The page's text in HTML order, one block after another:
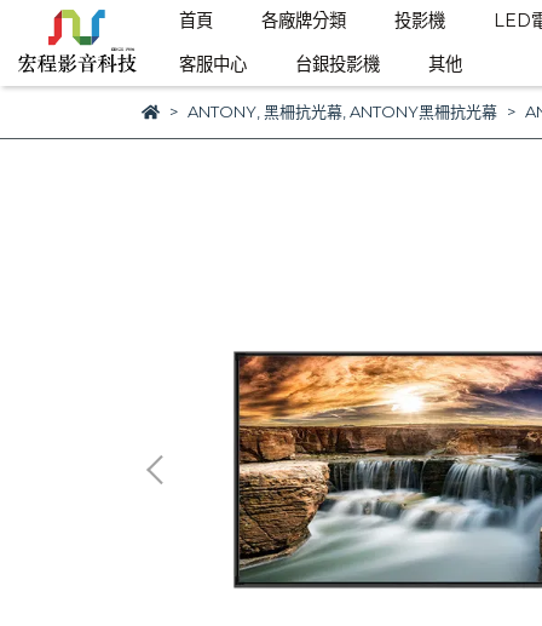
首頁 各廠牌分類 投影機
LED
客服中心
台銀投影機 其他
ANTONY, 黑柵抗光幕, ANTONY黑柵抗光幕